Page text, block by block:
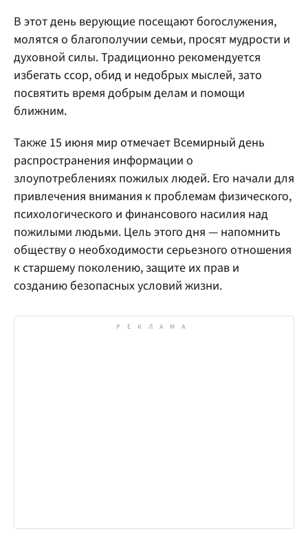
В этот день верующие посещают богослужения,
молятся о благополучии семьи, просят мудрости и
духовной силы. Традиционно рекомендуется
избегать ссор, обид и недобрых мыслей, зато
посвятить время добрым делам и помощи
ближним.
Также 15 июня мир отмечает Всемирный день
распространения информации о
злоупотреблениях пожилых людей. Его начали для
привлечения внимания к проблемам физического,
психологического и финансового насилия над
пожилыми людьми. Цель этого дня — напомнить
обществу о необходимости серьезного отношения
к старшему поколению, защите их прав и
созданию безопасных условий жизни.